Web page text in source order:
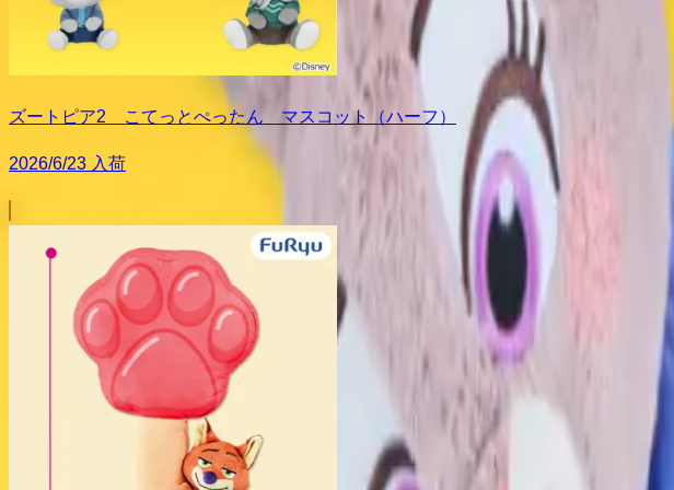
ズートピア2 こてっとぺったん マスコット（ハーフ）
2026/6/23 入荷